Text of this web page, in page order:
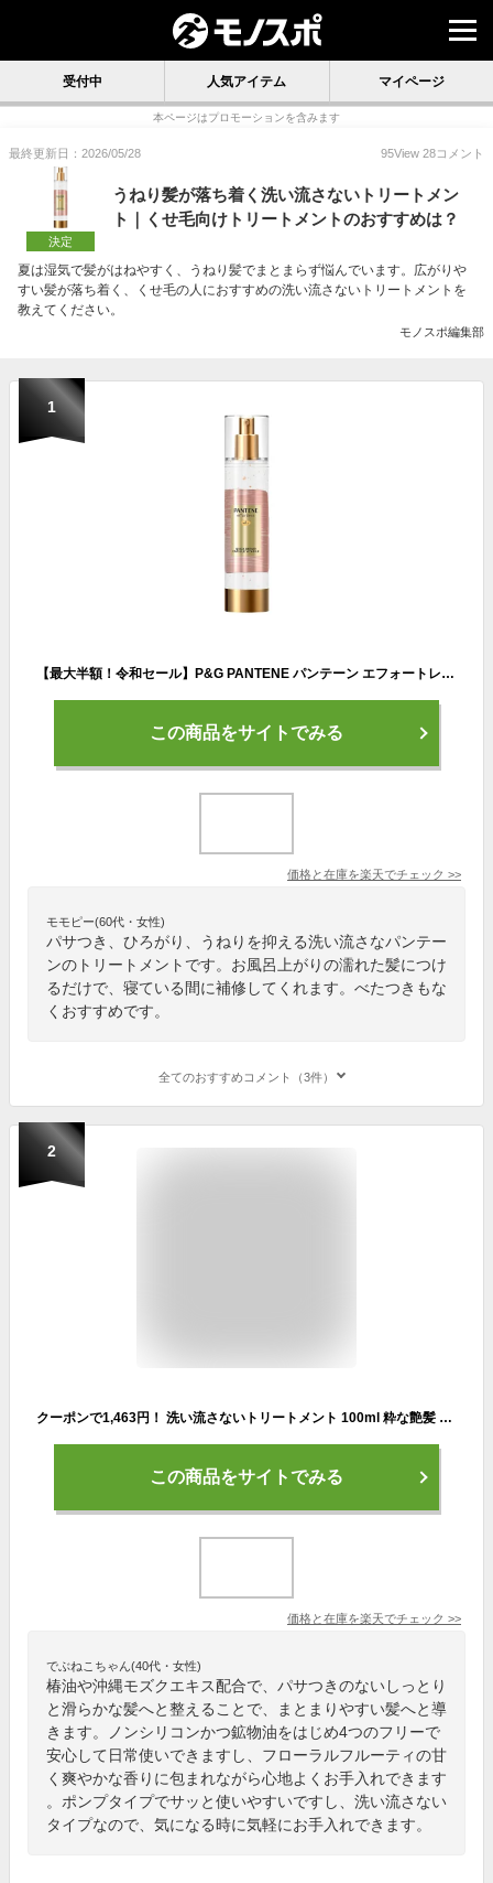
受付中 人気アイテム マイページ
本ページはプロモーションを含みます
最終更新日：2026/05/28 95View 28コメント
決定
うねり髪が落ち着く洗い流さないトリートメン
ト｜くせ毛向けトリートメントのおすすめは？
夏は湿気で髪がはねやすく、うねり髪でまとまらず悩んでいます。広がりや
すい髪が落ち着く、くせ毛の人におすすめの洗い流さないトリートメントを
教えてください。
モノスポ編集部
1
【最大半額！令和セール】P&G PANTENE パンテーン エフォートレス クイックリペアカプセル ヴィタミルク 90ml トリートメント
この商品をサイトでみる
価格と在庫を楽天でチェック >>
モモピー(60代・女性)
パサつき、ひろがり、うねりを抑える洗い流さなパンテー
ンのトリートメントです。お風呂上がりの濡れた髪につけ
るだけで、寝ている間に補修してくれます。べたつきもな
くおすすめです。
全てのおすすめコメント（3件）
2
クーポンで1,463円！ 洗い流さないトリートメント 100ml 粋な艶髪 アウトバストリートメント ヘアケア トリートメント ヘアトリートメント くせ毛 乾燥 ヘアミルク ミルク クリーム 洗い流さない ノンシリコン うねり まとまる くせ パサつき 美容室 椿油 送料無料
この商品をサイトでみる
価格と在庫を楽天でチェック >>
でぶねこちゃん(40代・女性)
椿油や沖縄モズクエキス配合で、パサつきのないしっとり
と滑らかな髪へと整えることで、まとまりやすい髪へと導
きます。ノンシリコンかつ鉱物油をはじめ4つのフリーで
安心して日常使いできますし、フローラルフルーティの甘
く爽やかな香りに包まれながら心地よくお手入れできます
。ポンプタイプでサッと使いやすいですし、洗い流さない
タイプなので、気になる時に気軽にお手入れできます。